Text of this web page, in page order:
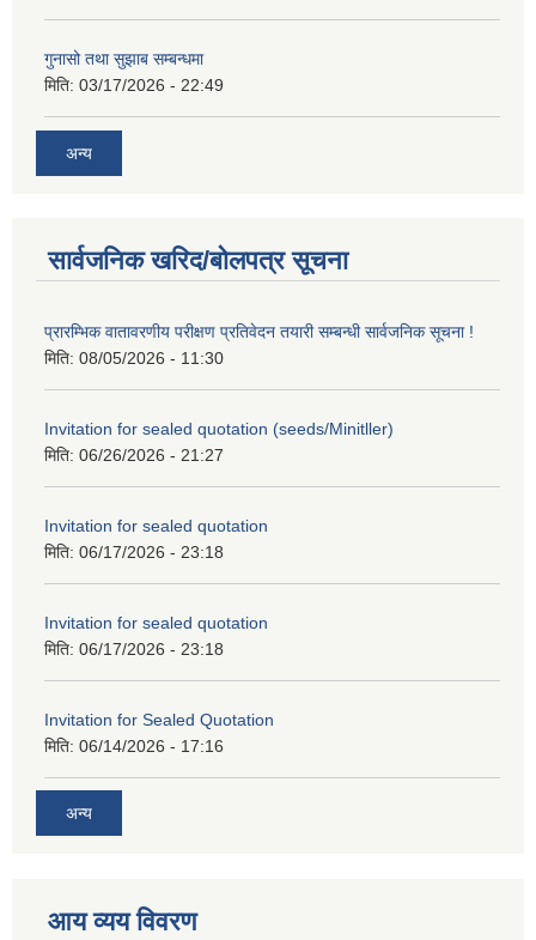
गुनासो तथा सुझाब सम्बन्धमा
मिति: 03/17/2026 - 22:49
अन्य
सार्वजनिक खरिद/बोलपत्र सूचना
प्रारम्भिक वातावरणीय परीक्षण प्रतिवेदन तयारी सम्बन्धी सार्वजनिक सूचना !
मिति: 08/05/2026 - 11:30
Invitation for sealed quotation (seeds/Minitller)
मिति: 06/26/2026 - 21:27
Invitation for sealed quotation
मिति: 06/17/2026 - 23:18
Invitation for sealed quotation
मिति: 06/17/2026 - 23:18
Invitation for Sealed Quotation
मिति: 06/14/2026 - 17:16
अन्य
आय व्यय विवरण